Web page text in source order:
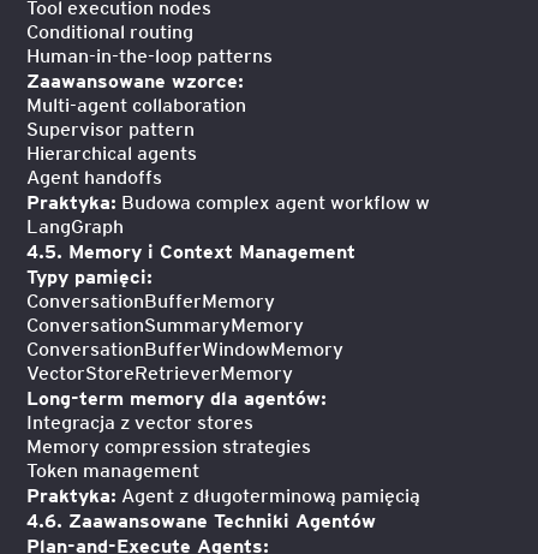
Tool execution nodes
Conditional routing
Human-in-the-loop patterns
Zaawansowane wzorce:
Multi-agent collaboration
Supervisor pattern
Hierarchical agents
Agent handoffs
Praktyka: Budowa complex agent workflow w
LangGraph
4.5. Memory i Context Management
Typy pamięci:
ConversationBufferMemory
ConversationSummaryMemory
ConversationBufferWindowMemory
VectorStoreRetrieverMemory
Long-term memory dla agentów:
Integracja z vector stores
Memory compression strategies
Token management
Praktyka: Agent z długoterminową pamięcią
4.6. Zaawansowane Techniki Agentów
Plan-and-Execute Agents: